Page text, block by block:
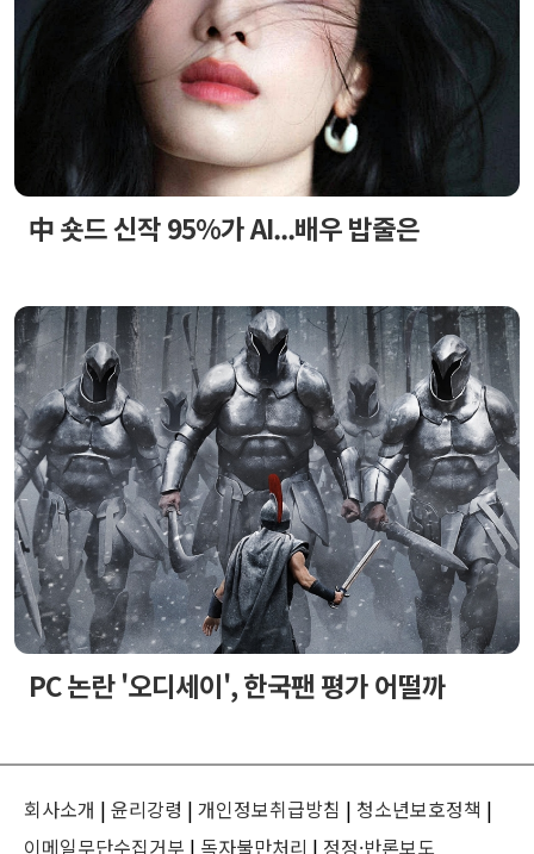
中 숏드 신작 95%가 AI...배우 밥줄은
PC 논란 '오디세이', 한국팬 평가 어떨까
회사소개 | 윤리강령 | 개인정보취급방침 | 청소년보호정책 |
이메일무단수집거부 | 독자불만처리 | 정정·반론보도